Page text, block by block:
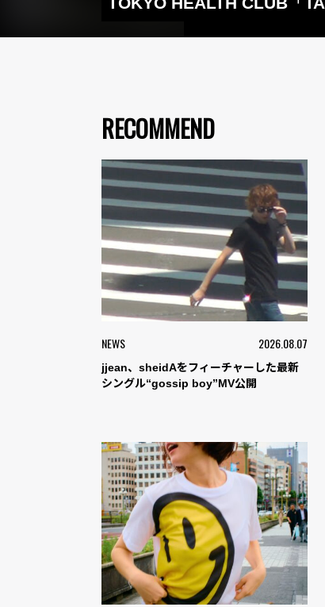
RECOMMEND
NEWS 2026.08.07
jjean、sheidAをフィーチャーした最新
シングル“gossip boy”MV公開